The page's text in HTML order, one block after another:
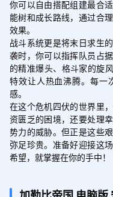
你可以自由搭配组建最合
能树和成长路线，通过合
效果。
战斗系统更是将末日求生
袭时，你可以指挥队员占
的精准爆头、格斗家的旋
特效让人热血沸腾。每一
感。
在这个危机四伏的世界里
资匮乏的困境，还要处理
势力的威胁。但正是这些
弥足珍贵。准备好迎接这
希望，就掌握在你的手中！